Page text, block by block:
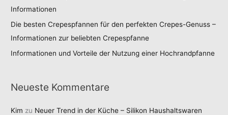
Informationen
Die besten Crepespfannen für den perfekten Crepes-Genuss –
Informationen zur beliebten Crepespfanne
Informationen und Vorteile der Nutzung einer Hochrandpfanne
Neueste Kommentare
Kim zu Neuer Trend in der Küche – Silikon Haushaltswaren